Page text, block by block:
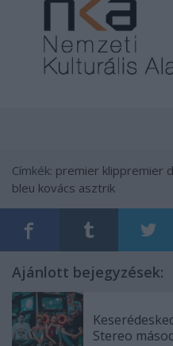
Címkék: premier klippremier
bleu kovács asztrik
Ajánlott bejegyzések:
Stereo